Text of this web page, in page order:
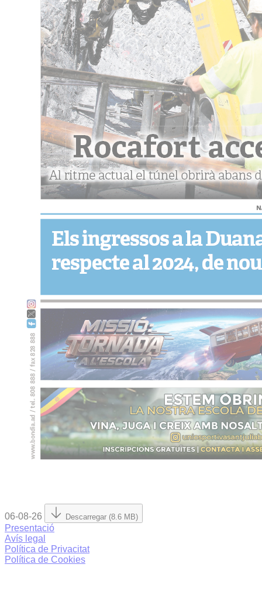
06-08-26 Descarregar (8.6 MB)
Presentació
Avís legal
Política de Privacitat
Política de Cookies